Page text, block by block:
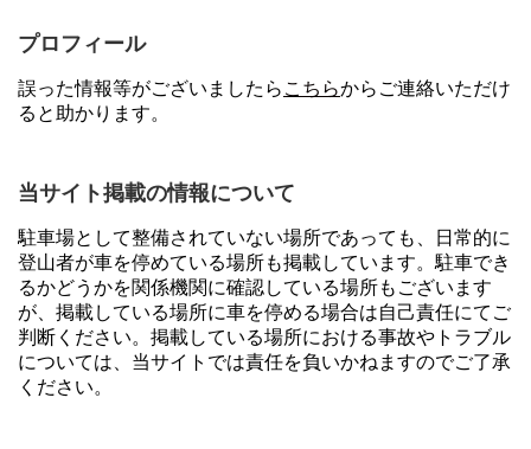
プロフィール
誤った情報等がございましたら こちらからご連絡いただけ
ると助かります。
当サイト掲載の情報について
駐車場として整備されていない場所であっても、日常的に
登山者が車を停めている場所も掲載しています。駐車でき
るかどうかを関係機関に確認している場所もございます
が、掲載している場所に車を停める場合は自己責任にてご
判断ください。掲載している場所における事故やトラブル
については、当サイトでは責任を負いかねますのでご了承
ください。